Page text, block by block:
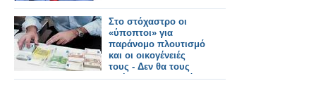
Στο στόχαστρο οι
«ύποπτοι» για
παράνομο πλουτισμό
και οι οικογένειές
τoυς - Δεν θα τους
αφήσουν σε χλωρό